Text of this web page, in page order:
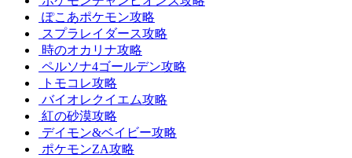
ぽこあポケモン攻略
スプラレイダース攻略
時のオカリナ攻略
ペルソナ4ゴールデン攻略
トモコレ攻略
バイオレクイエム攻略
紅の砂漠攻略
デイモン&ベイビー攻略
ポケモンZA攻略